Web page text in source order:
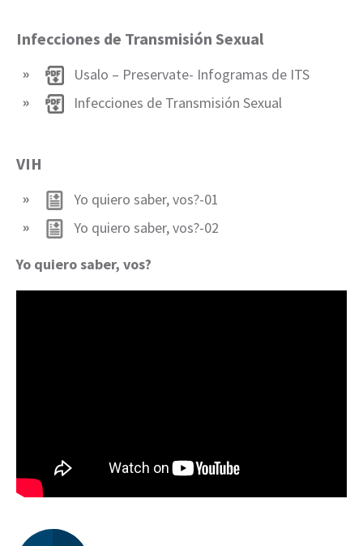
Infecciones de Transmisión Sexual
Usalo – Preservate- Infogramas de ITS
Infecciones de Transmisión Sexual
VIH
Yo quiero saber, vos?-01
Yo quiero saber, vos?-02
Yo quiero saber, vos?